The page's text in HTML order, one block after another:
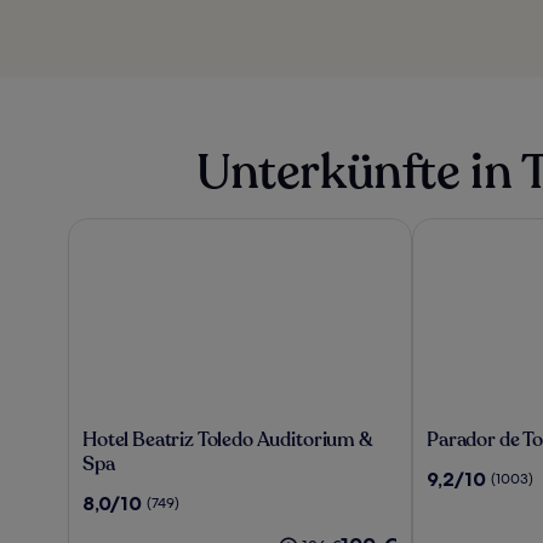
Unterkünfte in
Hotel
Beatriz
Auditorium
Hotel Beatriz Toledo Auditorium &
Spa
8.0
8,0/10 (749)
Parador
Toledo
Parador de
9.2
9,2/10 (1003)